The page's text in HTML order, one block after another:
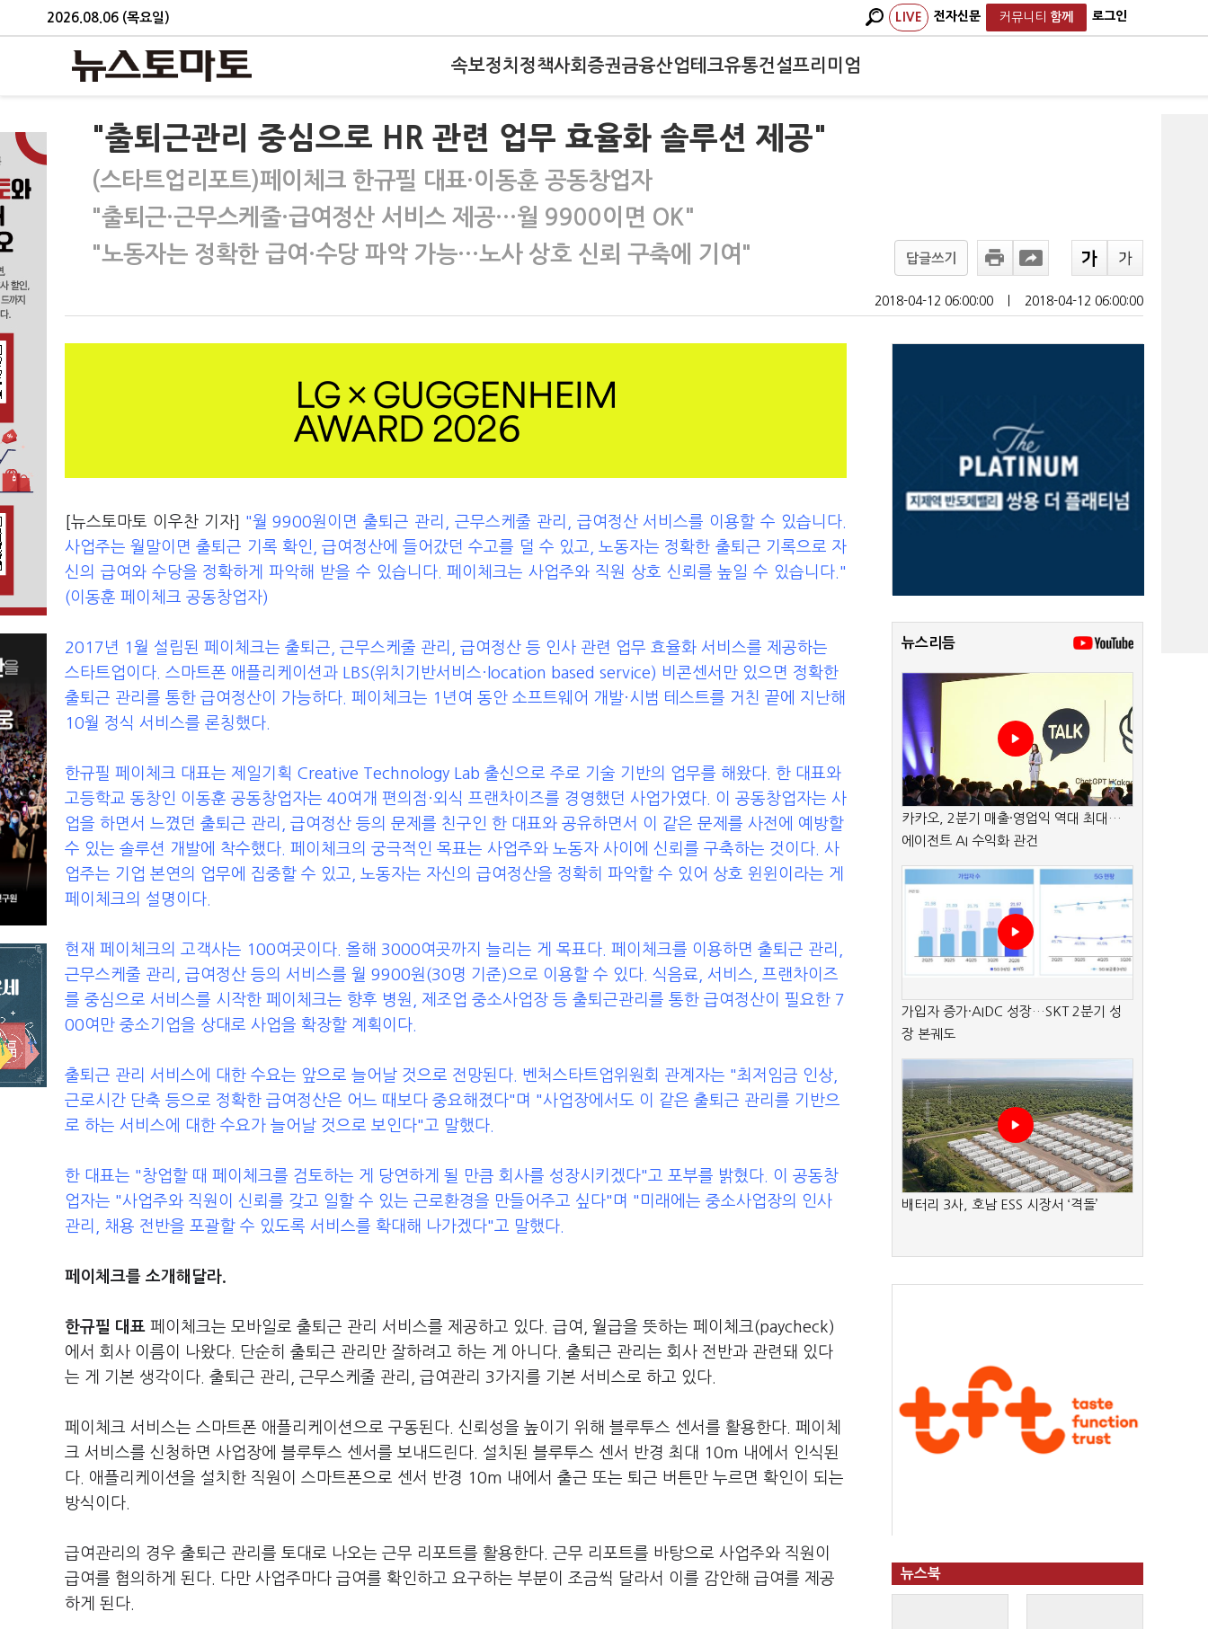
2026.08.06 (목요일) LIVE 전자신문 커뮤니티 함께 로그인
속보정치 정책사회 증권금융산업테크유통건설프리미엄
"출퇴근관리 중심으로 HR 관련 업무 효율화 솔루션 제공"
(스타트업리포트)페이체크 한규필 대표·이동훈 공동창업자
"출퇴근·근무스케줄·급여정산 서비스 제공…월 9900이면 OK"
"노동자는 정확한 급여·수당 파악 가능…노사 상호 신뢰 구축에 기여"
답글쓰기
2018-04-12 06:00:00 2018-04-12 06:00:00
[뉴스토마토 이우찬 기자]
"월 9900원이면 출퇴근 관리, 근무스케줄 관리, 급여정산 서비스를 이용할 수 있습니다.
사업주는 월말이면 출퇴근 기록 확인, 급여정산에 들어갔던 수고를 덜 수 있고, 노동자는 정확한 출퇴근 기록으로 자
신의 급여와 수당을 정확하게 파악해 받을 수 있습니다. 페이체크는 사업주와 직원 상호 신뢰를 높일 수 있습니다."
(이동훈 페이체크 공동창업자)
2017년 1월 설립된 페이체크는 출퇴근, 근무스케줄 관리, 급여정산 등 인사 관련 업무 효율화 서비스를 제공하는
스타트업이다. 스마트폰 애플리케이션과 LBS(위치기반서비스·location based service) 비콘센서만 있으면 정확한
출퇴근 관리를 통한 급여정산이 가능하다. 페이체크는 1년여 동안 소프트웨어 개발·시범 테스트를 거친 끝에 지난해
10월 정식 서비스를 론칭했다.
한규필 페이체크 대표는 제일기획 Creative Technology Lab 출신으로 주로 기술 기반의 업무를 해왔다. 한 대표와
고등학교 동창인 이동훈 공동창업자는 40여개 편의점·외식 프랜차이즈를 경영했던 사업가였다. 이 공동창업자는 사
업을 하면서 느꼈던 출퇴근 관리, 급여정산 등의 문제를 친구인 한 대표와 공유하면서 이 같은 문제를 사전에 예방할
수 있는 솔루션 개발에 착수했다. 페이체크의 궁극적인 목표는 사업주와 노동자 사이에 신뢰를 구축하는 것이다. 사
업주는 기업 본연의 업무에 집중할 수 있고, 노동자는 자신의 급여정산을 정확히 파악할 수 있어 상호 윈윈이라는 게
페이체크의 설명이다.
현재 페이체크의 고객사는 100여곳이다. 올해 3000여곳까지 늘리는 게 목표다. 페이체크를 이용하면 출퇴근 관리,
근무스케줄 관리, 급여정산 등의 서비스를 월 9900원(30명 기준)으로 이용할 수 있다. 식음료, 서비스, 프랜차이즈
를 중심으로 서비스를 시작한 페이체크는 향후 병원, 제조업 중소사업장 등 출퇴근관리를 통한 급여정산이 필요한 7
00여만 중소기업을 상대로 사업을 확장할 계획이다.
출퇴근 관리 서비스에 대한 수요는 앞으로 늘어날 것으로 전망된다. 벤처스타트업위원회 관계자는 "최저임금 인상,
근로시간 단축 등으로 정확한 급여정산은 어느 때보다 중요해졌다"며 "사업장에서도 이 같은 출퇴근 관리를 기반으
로 하는 서비스에 대한 수요가 늘어날 것으로 보인다"고 말했다.
한 대표는 "창업할 때 페이체크를 검토하는 게 당연하게 될 만큼 회사를 성장시키겠다"고 포부를 밝혔다. 이 공동창
업자는 "사업주와 직원이 신뢰를 갖고 일할 수 있는 근로환경을 만들어주고 싶다"며 "미래에는 중소사업장의 인사
관리, 채용 전반을 포괄할 수 있도록 서비스를 확대해 나가겠다"고 말했다.
페이체크를 소개해달라.
한규필 대표 페이체크는 모바일로 출퇴근 관리 서비스를 제공하고 있다. 급여, 월급을 뜻하는 페이체크(paycheck)
에서 회사 이름이 나왔다. 단순히 출퇴근 관리만 잘하려고 하는 게 아니다. 출퇴근 관리는 회사 전반과 관련돼 있다
는 게 기본 생각이다. 출퇴근 관리, 근무스케줄 관리, 급여관리 3가지를 기본 서비스로 하고 있다.
페이체크 서비스는 스마트폰 애플리케이션으로 구동된다. 신뢰성을 높이기 위해 블루투스 센서를 활용한다. 페이체
크 서비스를 신청하면 사업장에 블루투스 센서를 보내드린다. 설치된 블루투스 센서 반경 최대 10m 내에서 인식된
다. 애플리케이션을 설치한 직원이 스마트폰으로 센서 반경 10m 내에서 출근 또는 퇴근 버튼만 누르면 확인이 되는
방식이다.
급여관리의 경우 출퇴근 관리를 토대로 나오는 근무 리포트를 활용한다. 근무 리포트를 바탕으로 사업주와 직원이
급여를 협의하게 된다. 다만 사업주마다 급여를 확인하고 요구하는 부분이 조금씩 달라서 이를 감안해 급여를 제공
하게 된다.
뉴스리듬
카카오, 2분기 매출·영업익 역대 최대…
에이전트 AI 수익화 관건
가입자 증가·AIDC 성장…SKT 2분기 성
장 본궤도
배터리 3사, 호남 ESS 시장서 ‘격돌’
뉴스북